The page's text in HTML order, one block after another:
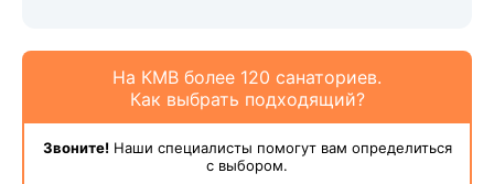
На КМВ более 120 санаториев.
Как выбрать подходящий?
Звоните!Наши специалисты помогут вам определиться
с выбором.